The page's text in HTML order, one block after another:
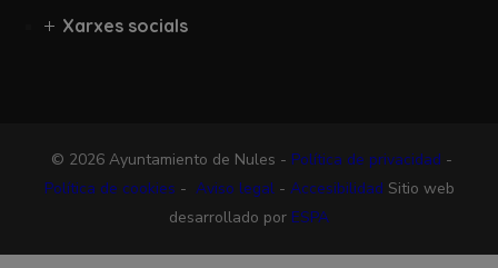
Xarxes socials
© 2026 Ayuntamiento de Nules - Política de privacidad -
Política de cookies - Aviso legal- Accesibilidad Sitio web
desarrollado por ESPA